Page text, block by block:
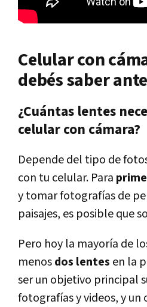
Celular con
debés saber
¿Cuántas lentes
celular con cámara?
Depende del tipo de
con tu celular. Para
y tomar fotografías de
paisajes, es posible que
Pero hoy la mayoría de
menosdos lentes en la
ser un objetivo principal
fotografías y videos, y